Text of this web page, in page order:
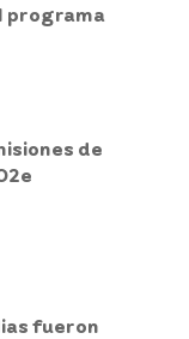
programa
de
fueron